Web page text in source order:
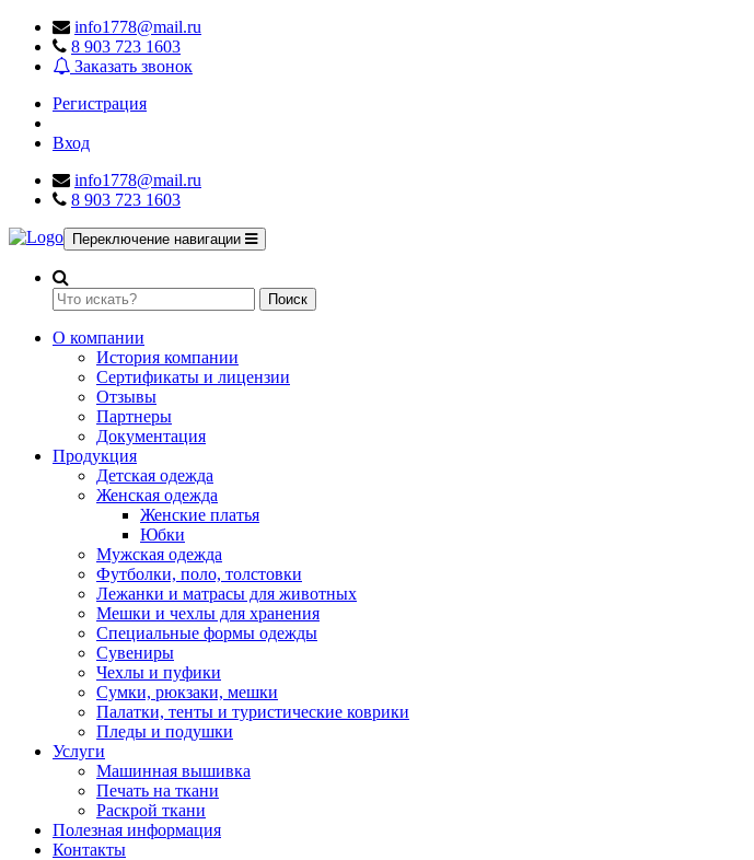
info1778@mail.ru
8 903 723 1603
Заказать звонок
Регистрация
Вход
info1778@mail.ru
8 903 723 1603
Переключение навигации
Поиск
О компании
История компании
Сертификаты и лицензии
Отзывы
Партнеры
Документация
Продукция
Детская одежда
Женская одежда
Женские платья
Юбки
Мужская одежда
Футболки, поло, толстовки
Лежанки и матрасы для животных
Мешки и чехлы для хранения
Специальные формы одежды
Сувениры
Чехлы и пуфики
Сумки, рюкзаки, мешки
Палатки, тенты и туристические коврики
Пледы и подушки
Услуги
Машинная вышивка
Печать на ткани
Раскрой ткани
Полезная информация
Контакты